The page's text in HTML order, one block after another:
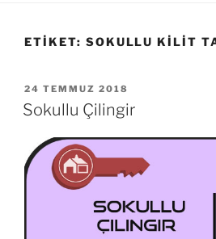
ETIKET: SOKULLU KILIT
YAYIM
TARIHI
24 TEMMUZ 2018
Sokullu Çilingir